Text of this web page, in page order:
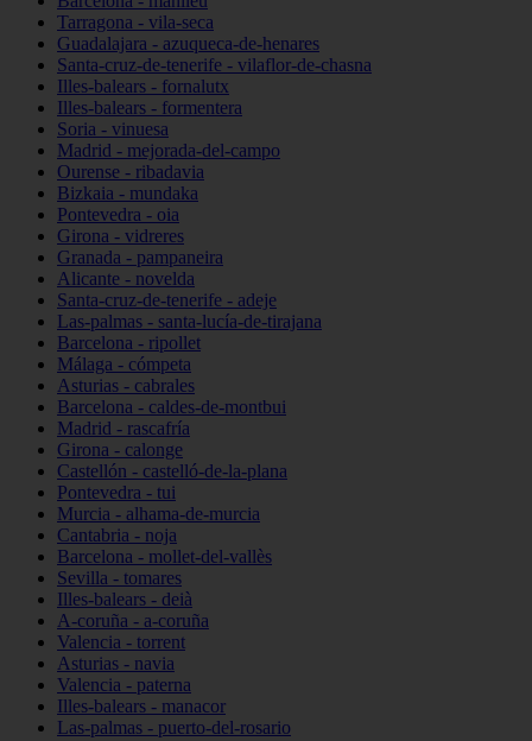
Tarragona - vila-seca
Guadalajara - azuqueca-de-henares
Santa-cruz-de-tenerife - vilaflor-de-chasna
Illes-balears - fornalutx
Illes-balears - formentera
Soria - vinuesa
Madrid - mejorada-del-campo
Ourense - ribadavia
Bizkaia - mundaka
Pontevedra - oia
Girona - vidreres
Granada - pampaneira
Alicante - novelda
Santa-cruz-de-tenerife - adeje
Las-palmas - santa-lucía-de-tirajana
Barcelona - ripollet
Málaga - cómpeta
Asturias - cabrales
Barcelona - caldes-de-montbui
Madrid - rascafría
Girona - calonge
Castellón - castelló-de-la-plana
Pontevedra - tui
Murcia - alhama-de-murcia
Cantabria - noja
Barcelona - mollet-del-vallès
Sevilla - tomares
Illes-balears - deià
A-coruña - a-coruña
Valencia - torrent
Asturias - navia
Valencia - paterna
Illes-balears - manacor
Las-palmas - puerto-del-rosario